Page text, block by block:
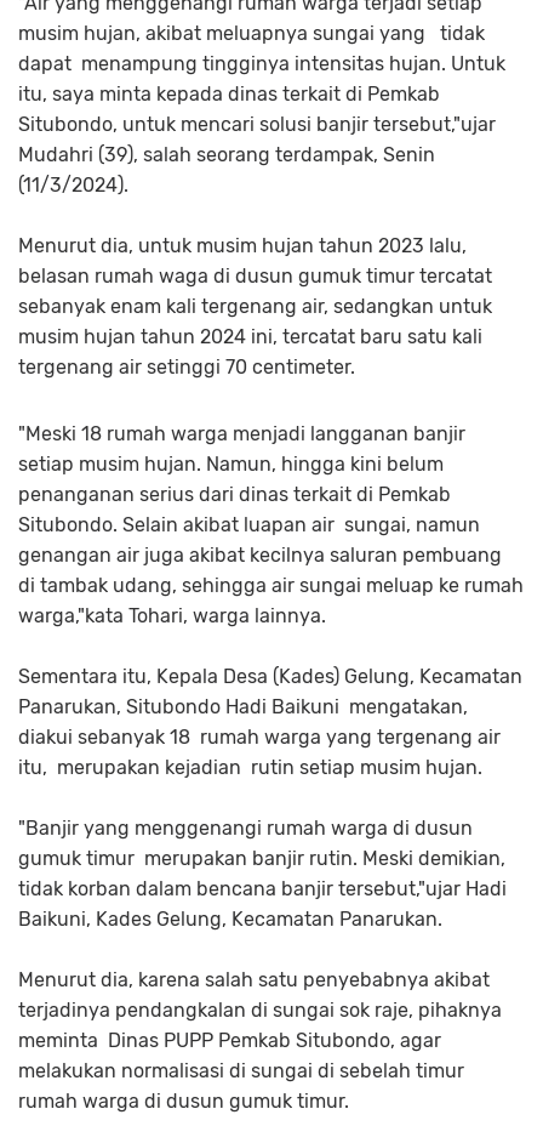
musim hujan, akibat meluapnya sungai yang tidak
dapat menampung tingginya intensitas hujan. Untuk
itu, saya minta kepada dinas terkait di Pemkab
Situbondo, untuk mencari solusi banjir tersebut,"ujar
Mudahri (39), salah seorang terdampak, Senin
(11/3/2024).
Menurut dia, untuk musim hujan tahun 2023 lalu,
belasan rumah waga di dusun gumuk timur tercatat
sebanyak enam kali tergenang air, sedangkan untuk
musim hujan tahun 2024 ini, tercatat baru satu kali
tergenang air setinggi 70 centimeter.
"Meski 18 rumah warga menjadi langganan banjir
setiap musim hujan. Namun, hingga kini belum
penanganan serius dari dinas terkait di Pemkab
Situbondo. Selain akibat luapan air sungai, namun
genangan air juga akibat kecilnya saluran pembuang
di tambak udang, sehingga air sungai meluap ke rumah
warga,"kata Tohari, warga lainnya.
Sementara itu, Kepala Desa (Kades) Gelung, Kecamatan
Panarukan, Situbondo Hadi Baikuni mengatakan,
diakui sebanyak 18 rumah warga yang tergenang air
itu, merupakan kejadian rutin setiap musim hujan.
"Banjir yang menggenangi rumah warga di dusun
gumuk timur merupakan banjir rutin. Meski demikian,
tidak korban dalam bencana banjir tersebut,"ujar Hadi
Baikuni, Kades Gelung, Kecamatan Panarukan.
Menurut dia, karena salah satu penyebabnya akibat
terjadinya pendangkalan di sungai sok raje, pihaknya
meminta Dinas PUPP Pemkab Situbondo, agar
melakukan normalisasi di sungai di sebelah timur
rumah warga di dusun gumuk timur.